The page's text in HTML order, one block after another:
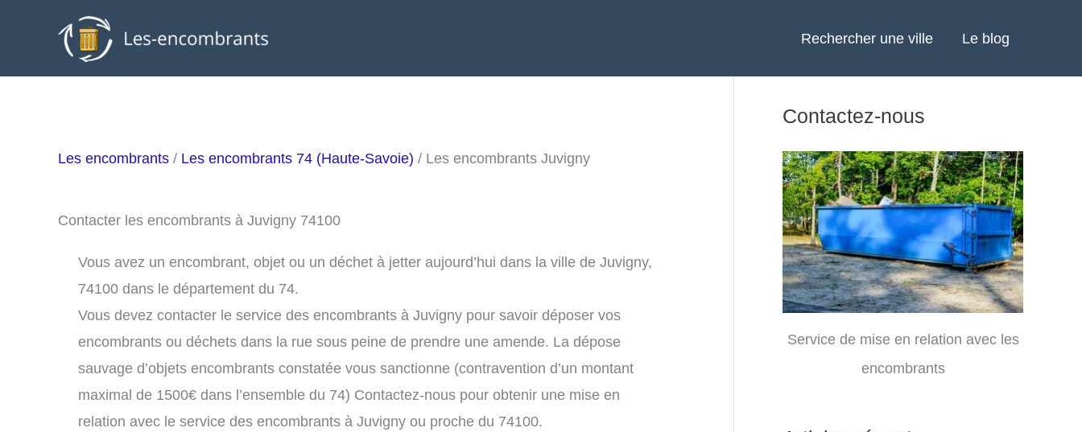
Rechercher une ville Le blog
Les encombrants / Les encombrants 74 (Haute-Savoie) / Les encombrants Juvigny
Contacter les encombrants à Juvigny 74100
Vous avez un encombrant, objet ou un déchet à jetter aujourd’hui dans la ville de Juvigny,
74100 dans le département du 74.
Vous devez contacter le service des encombrants à Juvigny pour savoir déposer vos
encombrants ou déchets dans la rue sous peine de prendre une amende. La dépose
sauvage d’objets encombrants constatée vous sanctionne (contravention d’un montant
maximal de 1500€ dans l’ensemble du 74) Contactez-nous pour obtenir une mise en
relation avec le service des encombrants à Juvigny ou proche du 74100.
Contactez-nous
Service de mise en relation avec les
encombrants